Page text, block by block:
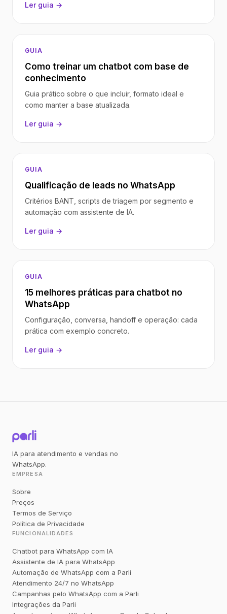
Ler guia →
GUIA
Como treinar um chatbot com base de
conhecimento
Guia prático sobre o que incluir, formato ideal e
como manter a base atualizada.
Ler guia →
GUIA
Qualificação de leads no WhatsApp
Critérios BANT, scripts de triagem por segmento e
automação com assistente de IA.
Ler guia →
GUIA
15 melhores práticas para chatbot no
WhatsApp
Configuração, conversa, handoff e operação: cada
prática com exemplo concreto.
Ler guia →
IA para atendimento e vendas no
WhatsApp.
EMPRESA
Sobre
Preços
Termos de Serviço
Política de Privacidade
FUNCIONALIDADES
Chatbot para WhatsApp com IA
Assistente de IA para WhatsApp
Automação de WhatsApp com a Parli
Atendimento 24/7 no WhatsApp
Campanhas pelo WhatsApp com a Parli
Integrações da Parli